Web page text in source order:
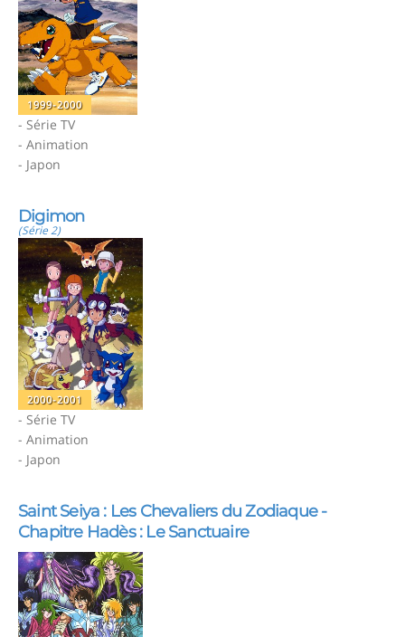
1999-2000
- Série TV
- Animation
- Japon
Digimon
(Série 2)
2000-2001
- Série TV
- Animation
- Japon
Saint Seiya : Les Chevaliers du Zodiaque -
Chapitre Hadès : Le Sanctuaire